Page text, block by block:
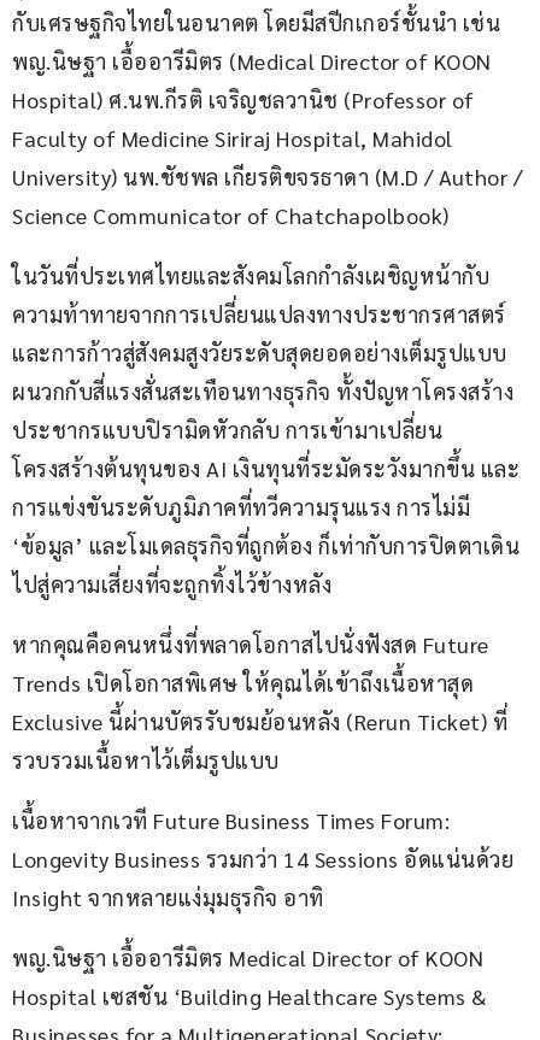
กับเศรษฐกิจไทยในอนาคต โดยมีสปีกเกอร์ชั้นนำ เช่น
พญ.นิษฐา เอื้ออารีมิตร (Medical Director of KOON
Hospital) ศ.นพ.กีรติ เจริญชลวานิช (Professor of
Faculty of Medicine Siriraj Hospital, Mahidol
University) นพ.ชัชพล เกียรติขจรธาดา (M.D / Author /
Science Communicator of Chatchapolbook)
ในวันที่ประเทศไทยและสังคมโลกกำลังเผชิญหน้ากับ
ความท้าทายจากการเปลี่ยนแปลงทางประชากรศาสตร์
และการก้าวสู่สังคมสูงวัยระดับสุดยอดอย่างเต็มรูปแบบ
ผนวกกับสี่แรงสั่นสะเทือนทางธุรกิจ ทั้งปัญหาโครงสร้าง
ประชากรแบบปิรามิดหัวกลับ การเข้ามาเปลี่ยน
โครงสร้างต้นทุนของ AI เงินทุนที่ระมัดระวังมากขึ้น และ
การแข่งขันระดับภูมิภาคที่ทวีความรุนแรง การไม่มี
‘ข้อมูล’ และโมเดลธุรกิจที่ถูกต้อง ก็เท่ากับการปิดตาเดิน
ไปสู่ความเสี่ยงที่จะถูกทิ้งไว้ข้างหลัง
หากคุณคือคนหนึ่งที่พลาดโอกาสไปนั่งฟังสด Future
Trends เปิดโอกาสพิเศษ ให้คุณได้เข้าถึงเนื้อหาสุด
Exclusive นี้ผ่านบัตรรับชมย้อนหลัง (Rerun Ticket) ที่
รวบรวมเนื้อหาไว้เต็มรูปแบบ
เนื้อหาจากเวที Future Business Times Forum:
Longevity Business รวมกว่า 14 Sessions อัดแน่นด้วย
Insight จากหลายแง่มุมธุรกิจ อาทิ
พญ.นิษฐา เอื้ออารีมิตร Medical Director of KOON
Hospital เซสชัน ‘Building Healthcare Systems &